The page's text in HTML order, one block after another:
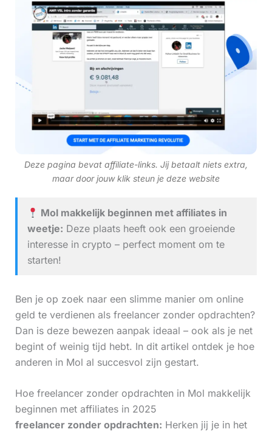
Deze pagina bevat affiliate-links. Jij betaalt niets extra,
maar door jouw klik steun je deze website
Mol makkelijk beginnen met affiliates in
weetje: Deze plaats heeft ook een groeiende
interesse in crypto – perfect moment om te
starten!
Ben je op zoek naar een slimme manier om online
geld te verdienen als freelancer zonder opdrachten?
Dan is deze bewezen aanpak ideaal – ook als je net
begint of weinig tijd hebt. In dit artikel ontdek je hoe
anderen in Mol al succesvol zijn gestart.
Hoe freelancer zonder opdrachten in Mol makkelijk
beginnen met affiliates in 2025
freelancer zonder opdrachten: Herken jij je in het